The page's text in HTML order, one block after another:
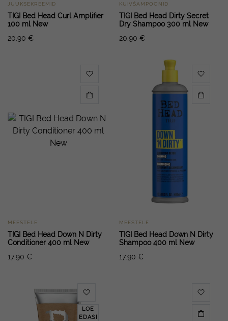
JUUKSEKREEMID
TIGI Bed Head Curl Amplifier
100 ml New
20.90 €
KUIVŠAMPOONID
TIGI Bed Head Dirty Secret
Dry Shampoo 300 ml New
20.90 €
MEESTELE
TIGI Bed Head Down N Dirty
Conditioner 400 ml New
17.90 €
MEESTELE
TIGI Bed Head Down N Dirty
Shampoo 400 ml New
17.90 €
LOE
EDASI